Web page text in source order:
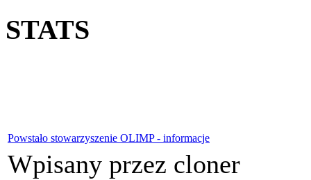
STATS
Powstało stowarzyszenie OLIMP - informacje
Wpisany przez cloner